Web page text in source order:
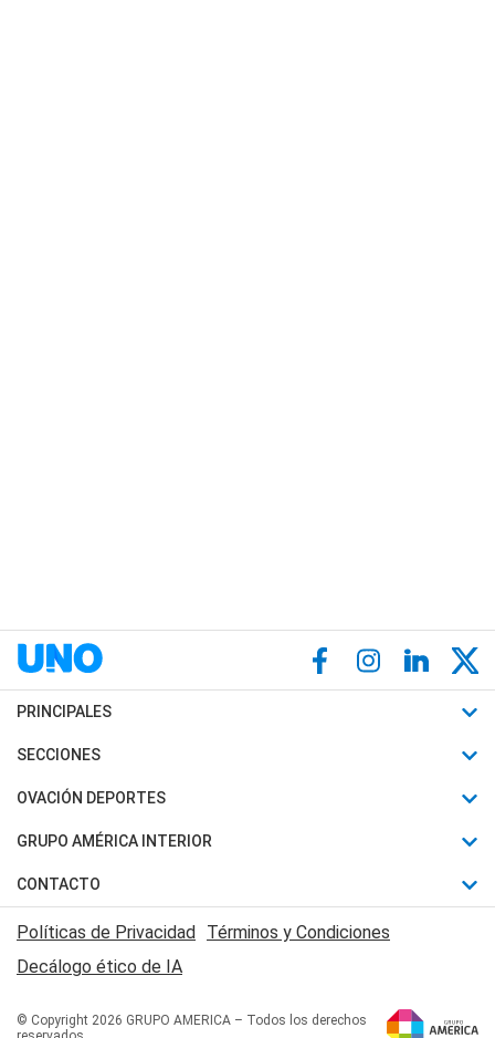
PRINCIPALES
Últimas Noticias
Política
Judiciales
Economia
SECCIONES
Horóscopo
Motores
Trucos caseros
Series y Películas
Edictos y Solicitadas
OVACIÓN DEPORTES
Fútbol
Mundial
Automovilismo
Rugby
Básquet
GRUPO AMÉRICA INTERIOR
Canal 7 en Vivo
San Juan 8
CONTACTO
Acerca de Nosotros
Contactanos
Políticas de Privacidad Términos y Condiciones
Decálogo ético de IA
© Copyright 2026 GRUPO AMERICA – Todos los derechos